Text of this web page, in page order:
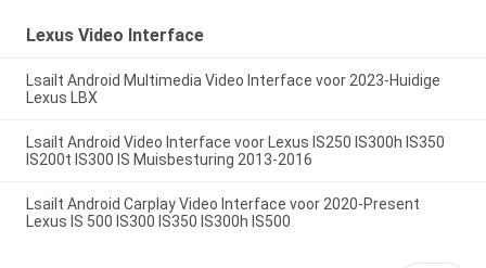
Lexus Video Interface
Lsailt Android Multimedia Video Interface voor 2023-Huidige
Lexus LBX
Lsailt Android Video Interface voor Lexus IS250 IS300h IS350
IS200t IS300 IS Muisbesturing 2013-2016
Lsailt Android Carplay Video Interface voor 2020-Present
Lexus IS 500 IS300 IS350 IS300h IS500